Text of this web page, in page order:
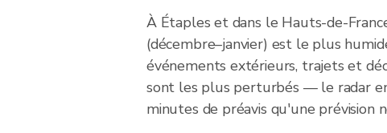
À Étaples et dans le Hauts-de-
(décembre–janvier) est le plus
événements extérieurs, trajets et
sont les plus perturbés — le radar
minutes de préavis qu'une prévision